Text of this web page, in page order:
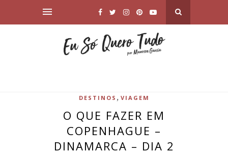
DESTINOS , VIAGEM
O QUE FAZER EM
COPENHAGUE –
DINAMARCA – DIA 2